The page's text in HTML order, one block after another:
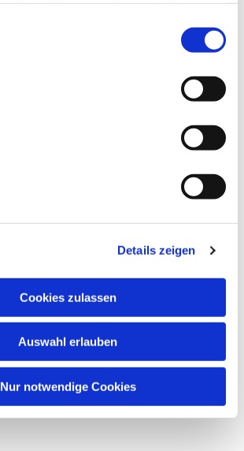
Details zeigen
Cookies zulassen
Auswahl erlauben
Nur notwendige Cookies